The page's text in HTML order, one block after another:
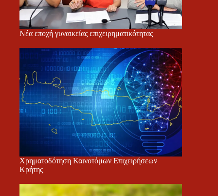
Νέα εποχή γυναικείας επιχειρηματικότητας
Χρηματοδότηση Καινοτόμων Επιχειρήσεων
Κρήτης